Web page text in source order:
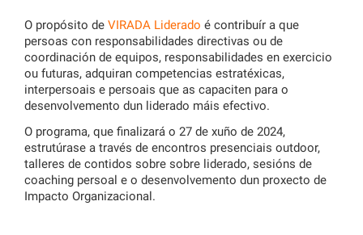
O propósito de VIRADA Liderado é contribuír a que
persoas con responsabilidades directivas ou de
coordinación de equipos, responsabilidades en exercicio
ou futuras, adquiran competencias estratéxicas,
interpersoais e persoais que as capaciten para o
desenvolvemento dun liderado máis efectivo.
O programa, que finalizará o 27 de xuño de 2024,
estrutúrase a través de encontros presenciais outdoor,
talleres de contidos sobre sobre liderado, sesións de
coaching persoal e o desenvolvemento dun proxecto de
Impacto Organizacional.